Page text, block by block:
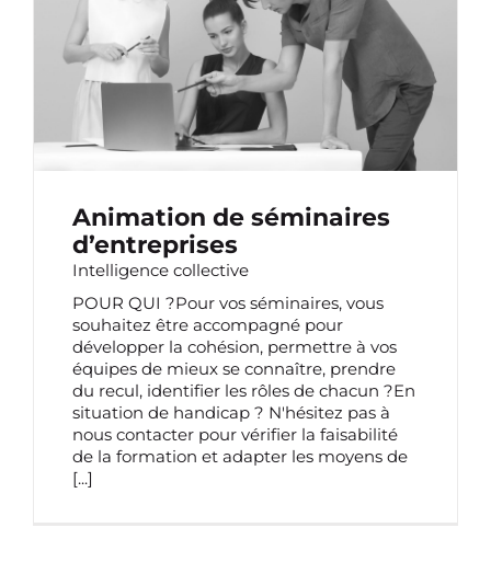
ANIMATION DE SÉMINAIRES
D’ENTREPRISES
Animation de séminaires
d’entreprises
Intelligence collective
POUR QUI ?Pour vos séminaires, vous
souhaitez être accompagné pour
développer la cohésion, permettre à vos
équipes de mieux se connaître, prendre
du recul, identifier les rôles de chacun ?En
situation de handicap ? N'hésitez pas à
nous contacter pour vérifier la faisabilité
de la formation et adapter les moyens de
[...]